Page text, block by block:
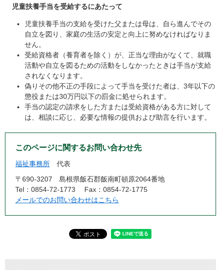
児童扶養手当を受給するにあたって
児童扶養手当の支給を受けた父または母は、自ら進んでその
自立を図り、家庭の生活の安定と向上に努めなければなりま
せん。
受給資格者（養育者を除く）が、正当な理由がなくて、就職
活動や自立を図るための活動をしなかったときは手当が支給
されなくなります。
偽りその他不正の手段によって手当を受けた者は、3年以下の
懲役または30万円以下の罰金に処せられます。
手当の認定の請求をした方または受給資格がある方に対して
は、相談に応じ、必要な情報の提供および助言を行います。
このページに関するお問い合わせ先
福祉事務所
代表
〒690-3207
島根県飯石郡飯南町頓原2064番地
Tel：0854-72-1773
Fax：0854-72-1775
メールでのお問い合わせはこちら